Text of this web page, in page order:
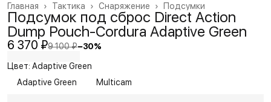
Подсумки
Снаряжение ›
Тактика ›
Главная ›
Подсумок под сброс Direct Action
Dump Pouch-Cordura Adaptive Green
6 370 ₽9 100 ₽−30%
Цвет: Adaptive Green
Adaptive Green
Multicam